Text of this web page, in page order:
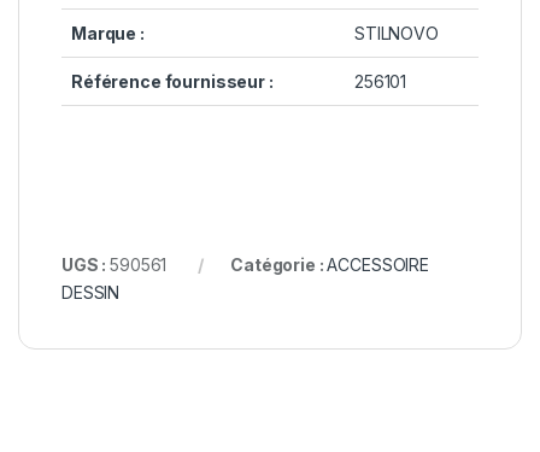
Marque : STILNOVO
Référence fournisseur : 256101
UGS :590561 Catégorie :ACCESSOIRE
DESSIN